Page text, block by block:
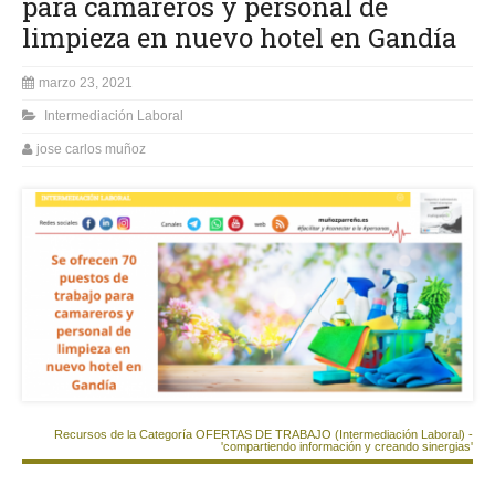
limpieza en nuevo hotel en Gandía
marzo 23, 2021
Intermediación Laboral
jose carlos muñoz
Recursos de la Categoría OFERTAS DE TRABAJO (Intermediación Laboral) -
'compartiendo información y creando sinergias'